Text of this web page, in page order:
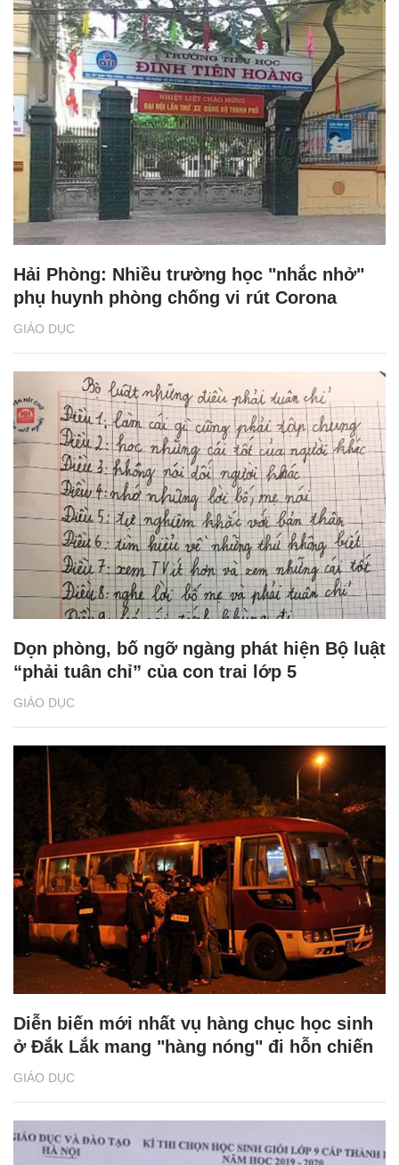
GIÁO DỤC
Hải Phòng: Nhiều trường học "nhắc nhở"
phụ huynh phòng chống vi rút Corona
GIÁO DỤC
Dọn phòng, bố ngỡ ngàng phát hiện Bộ luật
“phải tuân chỉ” của con trai lớp 5
GIÁO DỤC
Diễn biến mới nhất vụ hàng chục học sinh
ở Đắk Lắk mang "hàng nóng" đi hỗn chiến